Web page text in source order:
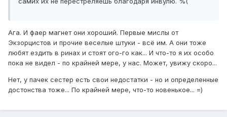
Ага. И фаер магнет они хороший. Первые мислы от
Экзорцистов и прочие веселые штуки - всё им. А они тоже
любят ездить в ринах и стоят ого-го как... И что-то я их особо
пока не видел - по крайней мере, у нас. Может, увижу скоро...
Нет, у пачек сестер есть свои недостатки - но и определенные
достонства тоже... По крайней мере, что-то новенькое... =)